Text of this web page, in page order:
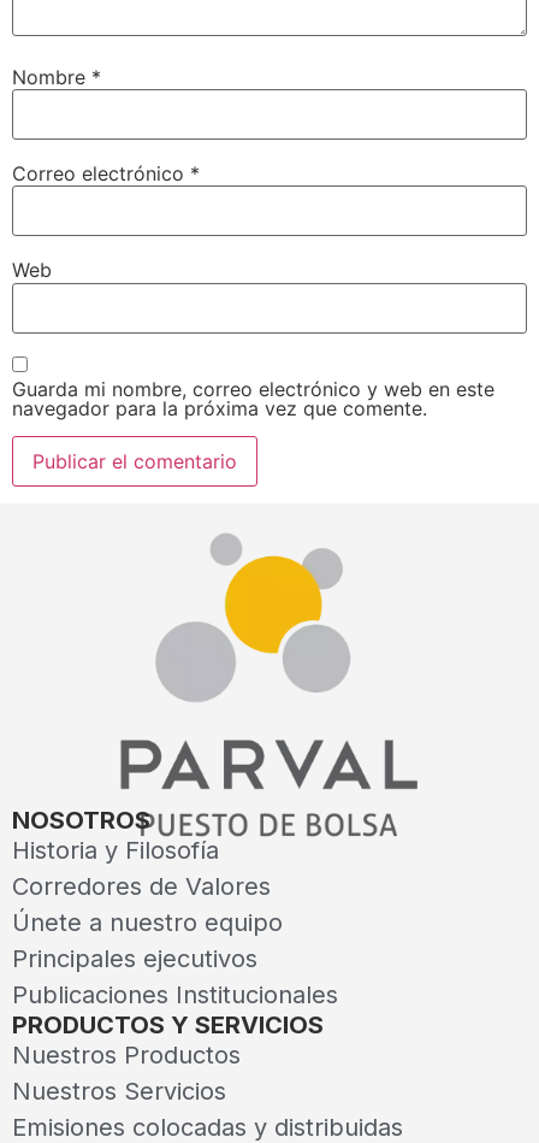
Nombre *
Correo electrónico *
Web
Guarda mi nombre, correo electrónico y web en este
navegador para la próxima vez que comente.
NOSOTROS
Historia y Filosofía
Corredores de Valores
Únete a nuestro equipo
Principales ejecutivos
Publicaciones Institucionales
PRODUCTOS Y SERVICIOS
Nuestros Productos
Nuestros Servicios
Emisiones colocadas y distribuidas